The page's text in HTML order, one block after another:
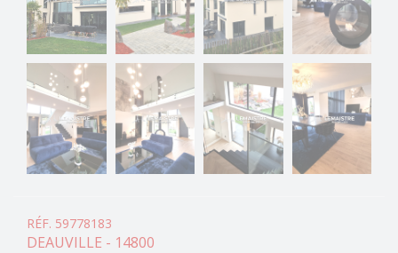
RÉF. 59778183
DEAUVILLE - 14800